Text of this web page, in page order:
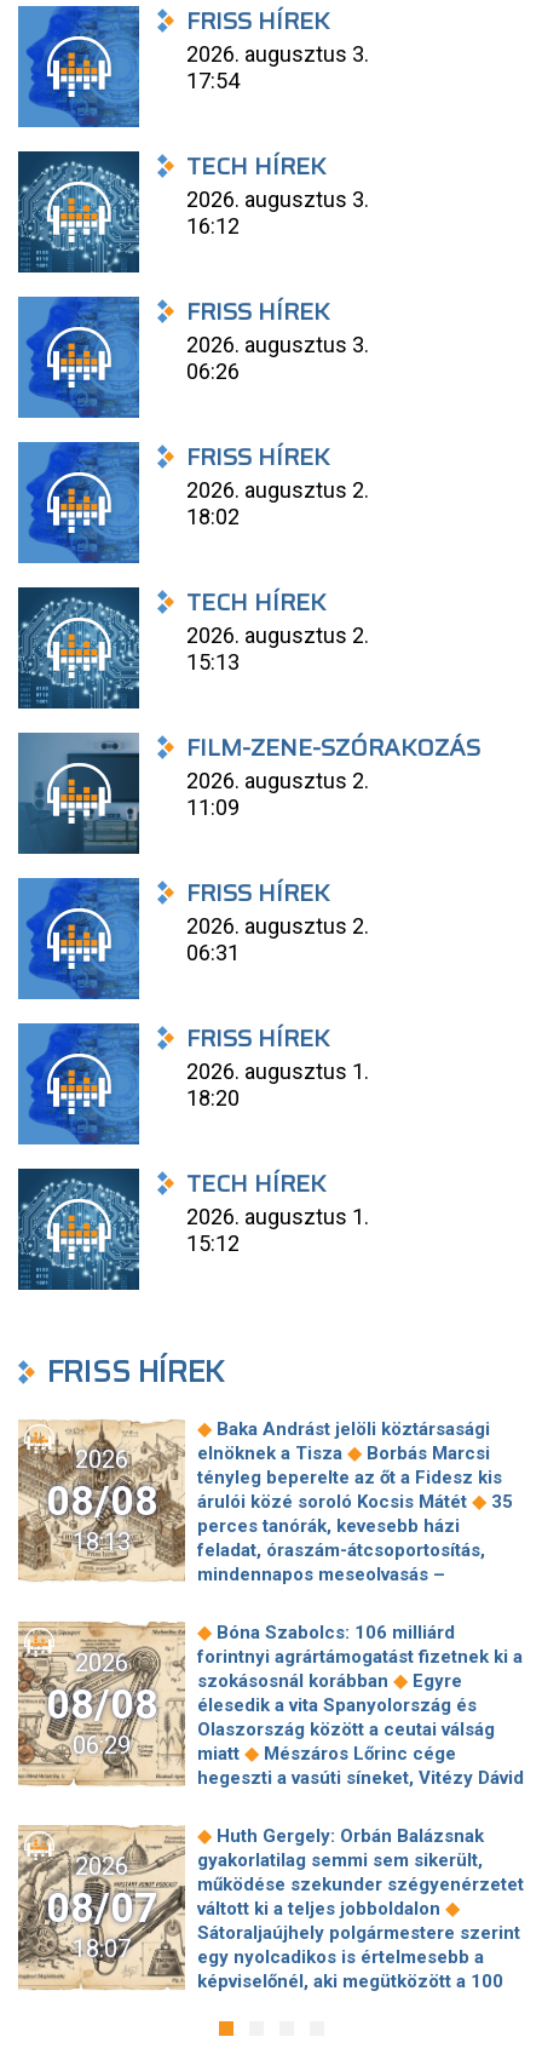
FRISS HÍREK
2026. augusztus 3.
17:54
TECH HÍREK
2026. augusztus 3.
16:12
FRISS HÍREK
2026. augusztus 3.
06:26
FRISS HÍREK
2026. augusztus 2.
18:02
TECH HÍREK
2026. augusztus 2.
15:13
FILM-ZENE-SZÓRAKOZÁS
2026. augusztus 2.
11:09
FRISS HÍREK
2026. augusztus 2.
06:31
FRISS HÍREK
2026. augusztus 1.
18:20
TECH HÍREK
2026. augusztus 1.
15:12
FRISS HÍREK
2026
08/08
18:13
◆ Baka Andrást jelöli köztársasági
elnöknek a Tisza ◆ Borbás Marcsi
tényleg beperelte az őt a Fidesz kis
árulói közé soroló Kocsis Mátét ◆ 35
perces tanórák, kevesebb házi
feladat, óraszám-átcsoportosítás,
mindennapos meseolvasás –
tagozatos javaslatcsomagja
Lemond és az egyetemről is távozik
az Ádám Zoltánt kirúgó corvinusos
rektorhelyettes◆
Katasztrófavédelem: Ez már nekünk is
sok! És sajnos nem látjuk a végét ◆
Nem fizeti vissza a vételárat a zuglói
kormányzati negyed
szélerőmű-gyűlölete: egymilliárd
dollárt fizetnek egy német cégnek,
hogy leállítsa az amerikai projektjeit◆
Dinnyedráma: hiába finom csemege,
bedőlt a piac◆ Hogy is volt, amikor
Baka Andrást jogellenesen mozdította
el a Fidesz?◆Új remény a
terjedését akadályozza szegedi
2026
08/08
06:29
◆ Bóna Szabolcs: 106 milliárd
forintnyi agrártámogatást fizetnek ki a
szokásosnál korábban ◆ Egyre
élesedik a vita Spanyolország és
Olaszország között a ceutai válság
miatt ◆ Mészáros Lőrinc cége
hegeszti a vasúti síneket, Vitézy Dávid
tesz a Bosnyák téri irodakomplexum
beruházója, ha az állam felmondja a
szerződésüket ◆ Megérkezett
Magyar Péter bejelentése: így költik
el a 6 ezer milliárd forintnyi uniós
◆Megbénult az ivóvíztárolók
töltése Ózdon – de máshol is komoly
nehézségek adódtak◆
járatokkal készül a MÁV a Szigetre,
2026
08/07
18:07
◆ Huth Gergely: Orbán Balázsnak
gyakorlatilag semmi sem sikerült,
működése szekunder szégyenérzetet
váltott ki a teljes jobboldalon ◆
Sátoraljaújhely polgármestere szerint
egy nyolcadikos is értelmesebb a
képviselőnél, aki megütközött a 100